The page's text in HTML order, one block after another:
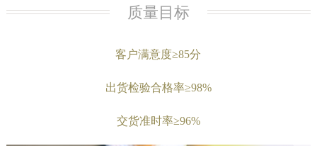
质量目标
客户满意度≥85分
出货检验合格率≥98%
交货准时率≥96%